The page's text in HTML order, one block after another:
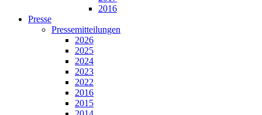
2016
Presse
Pressemitteilungen
2026
2025
2024
2023
2022
2016
2015